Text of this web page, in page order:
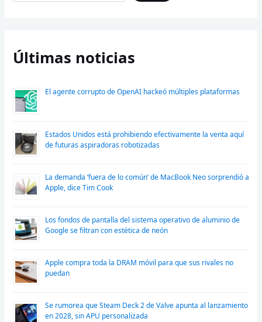
Últimas noticias
El agente corrupto de OpenAI hackeó múltiples plataformas
Estados Unidos está prohibiendo efectivamente la venta aquí
de futuras aspiradoras robotizadas
La demanda ‘fuera de lo común’ de MacBook Neo sorprendió a
Apple, dice Tim Cook
Los fondos de pantalla del sistema operativo de aluminio de
Google se filtran con estética de neón
Apple compra toda la DRAM móvil para que sus rivales no
puedan
Se rumorea que Steam Deck 2 de Valve apunta al lanzamiento
en 2028, sin APU personalizada